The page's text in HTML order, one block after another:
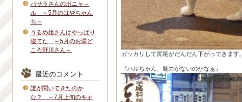
ガッカリして尻尾がだんだん下がってきます。
『ハルちゃん、魅力がないのかなぁ』
バサラさんのボニャ～
ル ～5月のはやちゃん
ち～
うるめ姐さんはやっぱり
寝てた ～5月のお湯ど
ころ野川さん～
最近のコメント
誰が聞いてきたのか
な？ ～7月上旬のキャ